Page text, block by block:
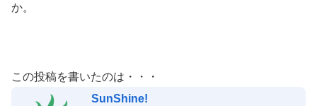
か。
この投稿を書いたのは・・・
SunShine!